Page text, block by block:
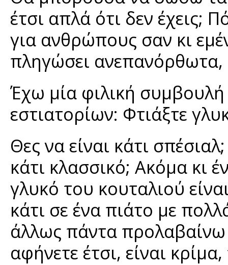
έτσι απλά ότι δεν έχεις;
για ανθρώπους σαν κι
πληγώσει ανεπανόρθωτα,
Έχω μία φιλική συμβουλή
εστιατορίων: Φτιάξτε
Θες να είναι κάτι
κάτι κλασσικό; Ακόμα κι
γλυκό του κουταλιού
κάτι σε ένα πιάτο με
άλλως πάντα
αφήνετε έτσι, είναι